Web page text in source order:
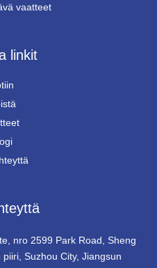
vaatteet
linkit
nro 2599 Park Road, Sheng
Suzhou City, Jiangsun